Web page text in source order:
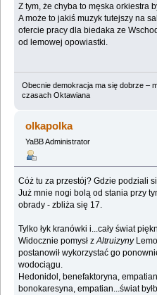
Z tym, że chyba to męska orkiestra
A może to jakiś muzyk tutejszy na
ofercie pracy dla biedaka ze
od lemowej opowiastki.
Obecnie demokracja ma się dobrze –
czasach Oktawiana
olkapolka
YaBB Administrator
Cóż tu za przestój? Gdzie podziali
Już mnie nogi bolą od stania przy
obrady - zbliża się 17.
Tylko łyk kranówki i...cały świat
Widocznie pomysł zAltruizyny
postanowił wykorzystać go
wodociągu.
Hedonidol, benefaktoryna,
bonokaresyna, empatian...świat